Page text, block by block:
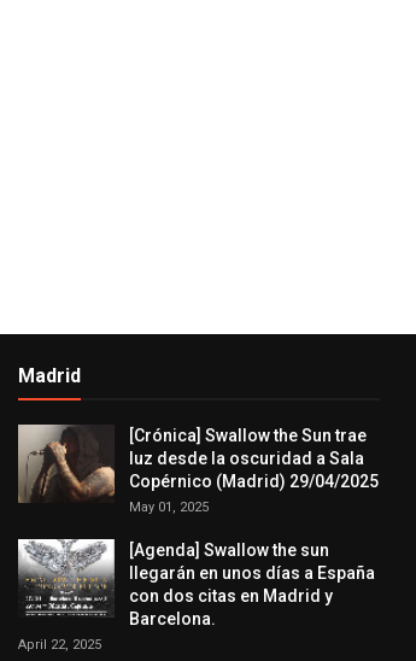
Madrid
[Crónica] Swallow the Sun trae
luz desde la oscuridad a Sala
Copérnico (Madrid) 29/04/2025
May 01, 2025
[Agenda] Swallow the sun
llegarán en unos días a España
con dos citas en Madrid y
Barcelona.
April 22, 2025